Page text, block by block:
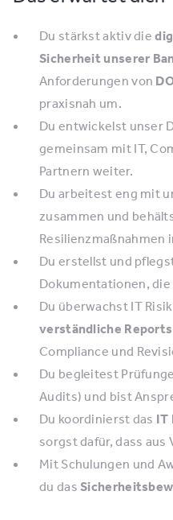
Du stärkst aktiv die
Sicherheit unserer
Anforderungen von
praxisnah um.
Du entwickelst unser
gemeinsam mit IT,
Partnern weiter.
Du arbeitest eng mit
zusammen und
Resilienzmaßnahmen
Du erstellst und
Dokumentationen, die
Du überwachst IT
verständliche Reports
Compliance und
Du begleitest
Audits) und bist
Du koordinierst das IT
sorgst dafür, dass aus
Mit Schulungen und
du das